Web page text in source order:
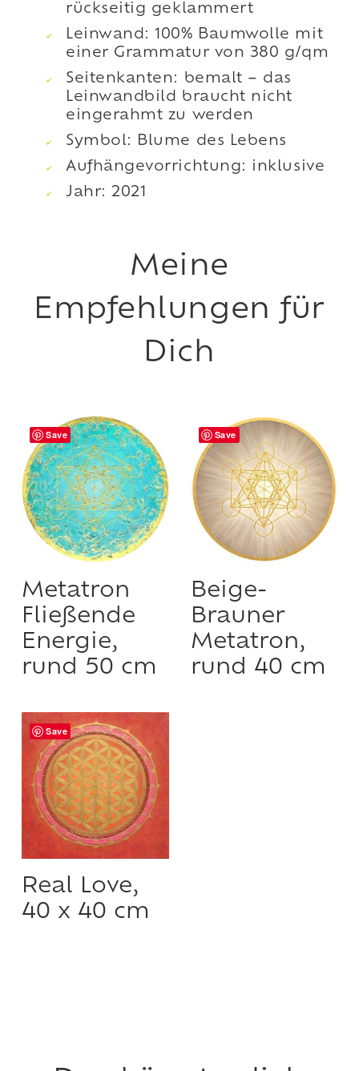
rückseitig geklammert
Leinwand: 100% Baumwolle mit
einer Grammatur von 380 g/qm
Seitenkanten: bemalt – das
Leinwandbild braucht nicht
eingerahmt zu werden
Symbol: Blume des Lebens
Aufhängevorrichtung: inklusive
Jahr: 2021
Save
Metatron
Fließende
Energie,
rund 50 cm
Save
Beige-
Brauner
Metatron,
rund 40 cm
Save
Real Love,
40 x 40 cm